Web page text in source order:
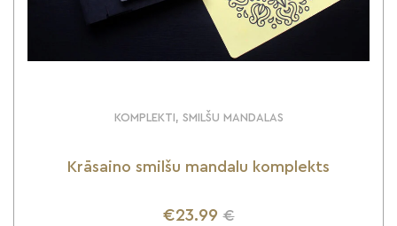
KOMPLEKTI, SMILŠU MANDALAS
Krāsaino smilšu mandalu komplekts
€23.99 €